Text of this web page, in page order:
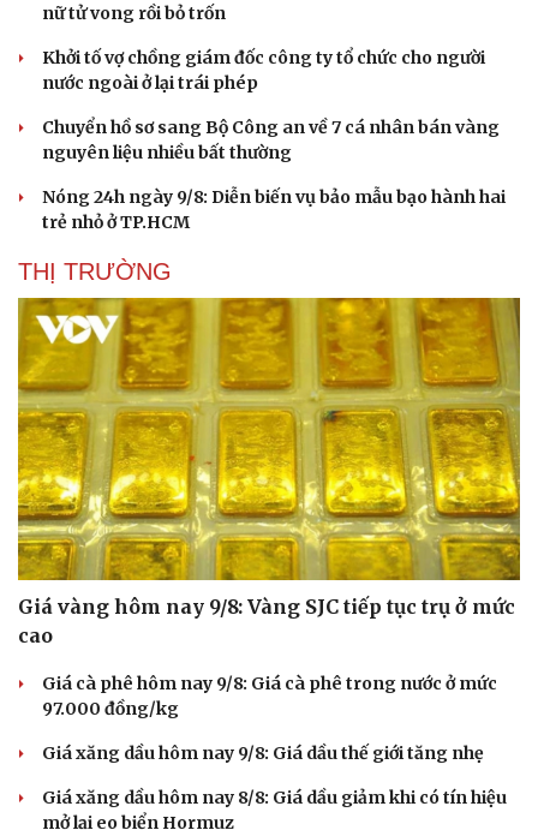
Sức khỏe
Dinh dưỡng - món ngon
Cây thuốc
Sản phụ khoa
Nhi khoa
Nam khoa
Làm đẹp - giảm cân
Phòng mạch online
Ăn sạch sống khỏe
Đời sống
Nhà đẹp
Blog
Tình yêu - Gia đình
nữ tử vong rồi bỏ trốn
Khởi tố vợ chồng giám đốc công ty tổ chức cho người
nước ngoài ở lại trái phép
Chuyển hồ sơ sang Bộ Công an về 7 cá nhân bán vàng
nguyên liệu nhiều bất thường
Nóng 24h ngày 9/8: Diễn biến vụ bảo mẫu bạo hành hai
trẻ nhỏ ở TP.HCM
THỊ TRƯỜNG
Giá vàng hôm nay 9/8: Vàng SJC tiếp tục trụ ở mức
cao
Giá cà phê hôm nay 9/8: Giá cà phê trong nước ở mức
97.000 đồng/kg
Giá xăng dầu hôm nay 9/8: Giá dầu thế giới tăng nhẹ
Giá xăng dầu hôm nay 8/8: Giá dầu giảm khi có tín hiệu
mở lại eo biển Hormuz